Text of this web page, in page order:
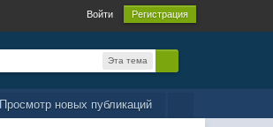
Войти Регистрация
Эта тема
Просмотр новых публикаций